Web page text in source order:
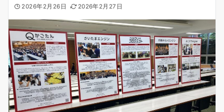
2026年2月26日 2026年2月27日